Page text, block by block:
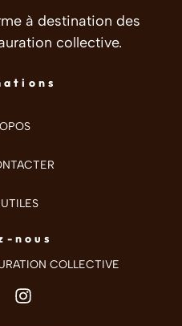
à destination des
collective.
nous
COLLECTIVE